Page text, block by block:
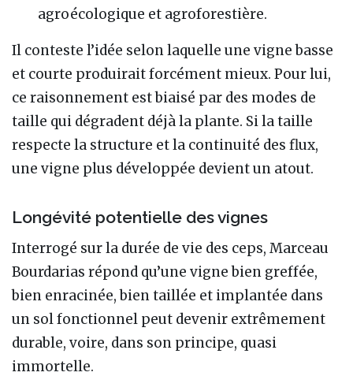
agroécologique et agroforestière.
Il conteste l’idée selon laquelle une vigne basse
et courte produirait forcément mieux. Pour lui,
ce raisonnement est biaisé par des modes de
taille qui dégradent déjà la plante. Si la taille
respecte la structure et la continuité des flux,
une vigne plus développée devient un atout.
Longévité potentielle des vignes
Interrogé sur la durée de vie des ceps, Marceau
Bourdarias répond qu’une vigne bien greffée,
bien enracinée, bien taillée et implantée dans
un sol fonctionnel peut devenir extrêmement
durable, voire, dans son principe, quasi
immortelle.